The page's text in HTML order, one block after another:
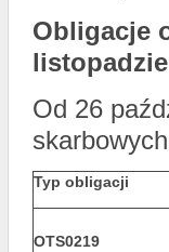
Obligacje
Od 26
Typ obligacji
OTS0219